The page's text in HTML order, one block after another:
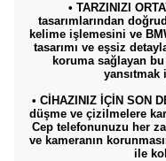
• TARZINIZI
tasarımlarından
kelime işlemesini ve
tasarımı ve eşsiz
koruma sağlayan bu
yansıtmak
• CİHAZINIZ İÇİN SON
düşme ve çizilmelere
Cep telefonunuzu her
ve kameranın
ile